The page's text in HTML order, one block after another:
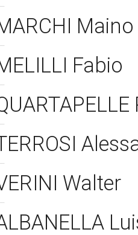
Maino
Fabio
Walter